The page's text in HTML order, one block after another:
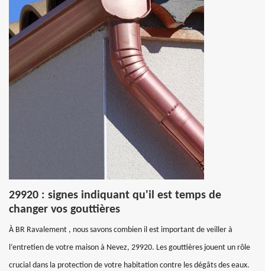
29920 : signes indiquant qu'il est temps de
changer vos gouttières
À BR Ravalement , nous savons combien il est important de veiller à
l’entretien de votre maison à Nevez, 29920. Les gouttières jouent un rôle
crucial dans la protection de votre habitation contre les dégâts des eaux.